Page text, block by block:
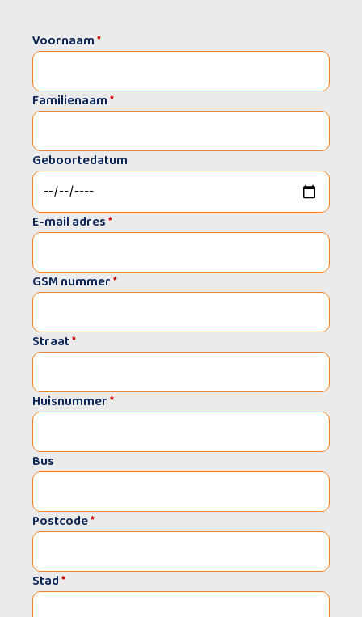
Voornaam*
Familienaam*
Geboortedatum
E-mail adres*
GSM nummer*
Straat*
Huisnummer*
Bus
Postcode*
Stad*